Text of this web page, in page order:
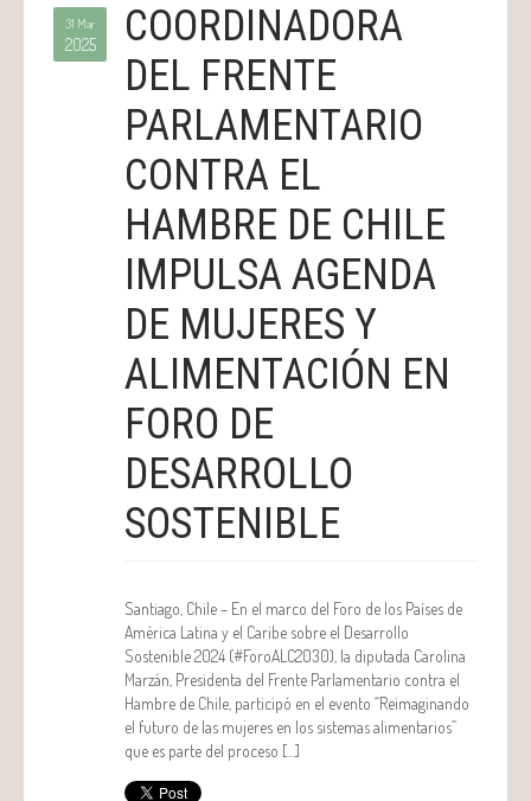
31 Mar
2025
COORDINADORA
DEL FRENTE
PARLAMENTARIO
CONTRA EL
HAMBRE DE CHILE
IMPULSA AGENDA
DE MUJERES Y
ALIMENTACIÓN EN
FORO DE
DESARROLLO
SOSTENIBLE
Santiago, Chile – En el marco del Foro de los Países de
América Latina y el Caribe sobre el Desarrollo
Sostenible 2024 (#ForoALC2030), la diputada Carolina
Marzán, Presidenta del Frente Parlamentario contra el
Hambre de Chile, participó en el evento “Reimaginando
el futuro de las mujeres en los sistemas alimentarios”
que es parte del proceso […]